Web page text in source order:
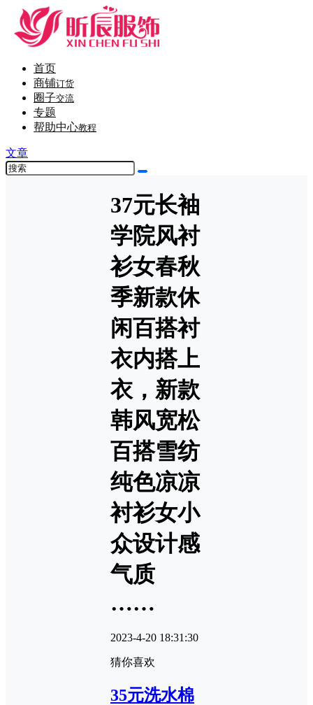
首页
商铺订货
圈子交流
专题
帮助中心教程
文章
37元长袖
学院风衬
衫女春秋
季新款休
闲百搭衬
衣内搭上
衣，新款
韩风宽松
百搭雪纺
纯色凉凉
衬衫女小
众设计感
气质
……
2023-4-20 18:31:30
猜你喜欢
35元洗水棉